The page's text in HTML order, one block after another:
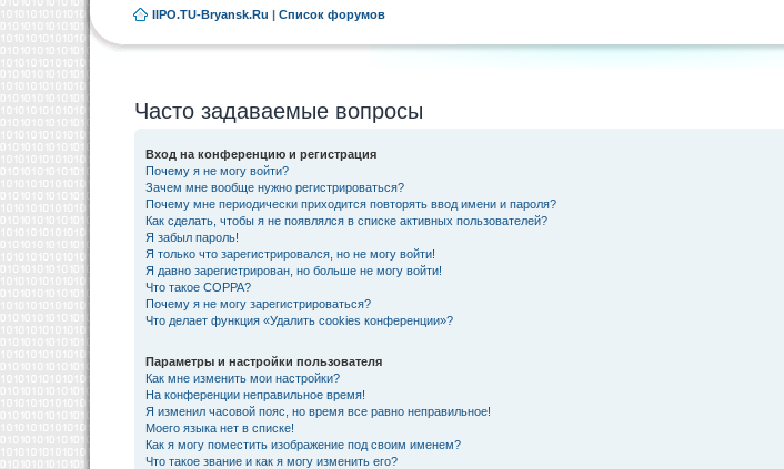
IIPO.TU-Bryansk.Ru | Список форумов
Часто задаваемые вопросы
Вход на конференцию и регистрация
Почему я не могу войти?
Зачем мне вообще нужно регистрироваться?
Почему мне периодически приходится повторять ввод имени и пароля?
Как сделать, чтобы я не появлялся в списке активных пользователей?
Я забыл пароль!
Я только что зарегистрировался, но не могу войти!
Я давно зарегистрирован, но больше не могу войти!
Что такое COPPA?
Почему я не могу зарегистрироваться?
Что делает функция «Удалить cookies конференции»?
Параметры и настройки пользователя
Как мне изменить мои настройки?
На конференции неправильное время!
Я изменил часовой пояс, но время все равно неправильное!
Моего языка нет в списке!
Как я могу поместить изображение под своим именем?
Что такое звание и как я могу изменить его?